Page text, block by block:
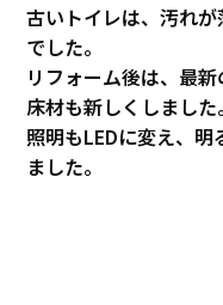
古いトイレは、汚れ
でした。
リフォーム後は、最
床材も新しくしました。
照明もLEDに変え、
ました。